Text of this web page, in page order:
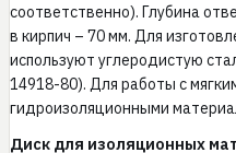
соответственно). Глубина
в кирпич – 70 мм. Для
используют углеродистую
14918-80). Для работы с
гидроизоляционными
Диск для изоляционных